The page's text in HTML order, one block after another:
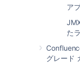
ア
た
グレード
る。
次の
JMX
に指
法につ
システ